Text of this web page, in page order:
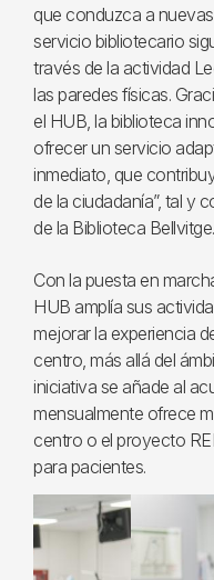
que conduzca a
servicio bibliotecario
través de la actividad
las paredes físicas.
el HUB, la biblioteca
ofrecer un servicio
inmediato, que
de la ciudadanía”, tal y
de la Biblioteca Bellvitge.
Con la puesta en
HUB amplía sus
mejorar la experiencia
centro, más allá del
iniciativa se añade al
mensualmente ofrece
centro o el proyecto
para pacientes.